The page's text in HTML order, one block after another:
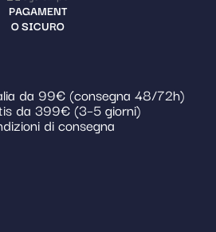
PAGAMENT
O SICURO
da 99€ (consegna 48/72h)
da 399€ (3–5 giorni)
di consegna